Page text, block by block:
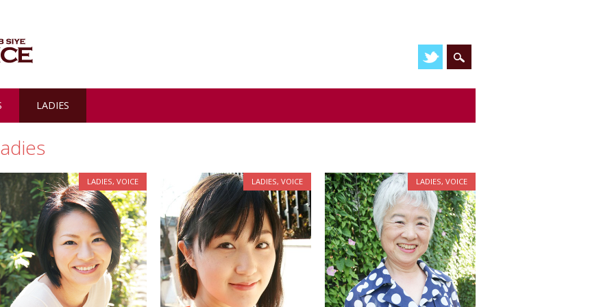
LADIES
LADIES,VOICE LADIES,VOICE LADIES,VOICE